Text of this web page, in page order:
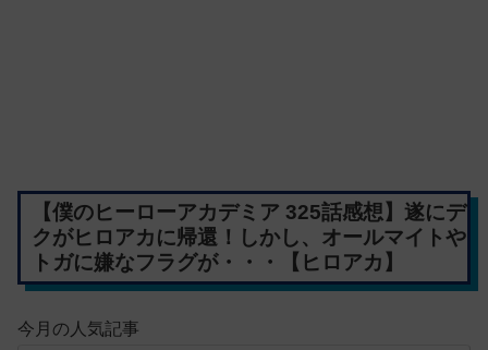
【僕のヒーローアカデミア 325話感想】遂にデ
クがヒロアカに帰還！しかし、オールマイトや
トガに嫌なフラグが・・・【ヒロアカ】
今月の人気記事